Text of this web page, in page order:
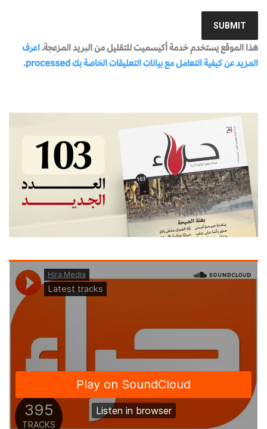
هذا الموقع يستخدم خدمة أكيسميت للتقليل من البريد المزعجة. اعرف
المزيد عن كيفية التعامل مع بيانات التعليقات الخاصة بك processed
.